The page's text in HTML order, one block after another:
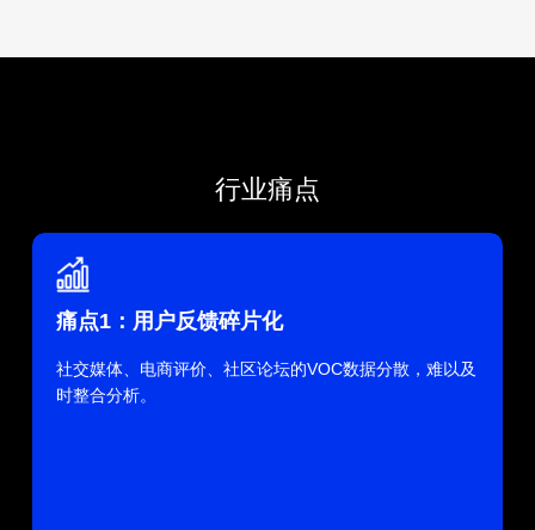
行业痛点
痛点1：用户反馈碎片化​
社交媒体、电商评价、社区论坛的VOC数据分散，难以及
时整合分析。